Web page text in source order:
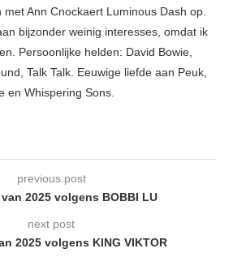
met Ann Cnockaert Luminous Dash op.
bijzonder weinig interesses, omdat ik
Persoonlijke helden: David Bowie,
Talk Talk. Eeuwige liefde aan Peuk,
en Whispering Sons.
previous post
2025 volgens BOBBI LU
next post
2025 volgens KING VIKTOR